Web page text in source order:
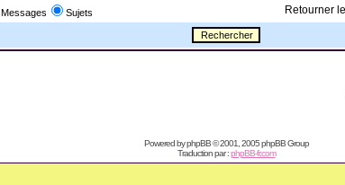
Messages Sujets Retourner
Powered byphpBB© 2001, 2005 phpBB Group
Traduction par :phpBB-fr.com